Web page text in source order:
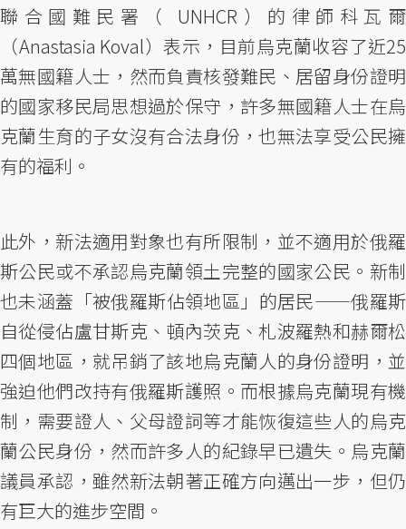
聯合國難民署（ UNHCR）的律師科瓦爾
（Anastasia Koval）表示，目前烏克蘭收容了近25
萬無國籍人士，然而負責核發難民、居留身份證明
的國家移民局思想過於保守，許多無國籍人士在烏
克蘭生育的子女沒有合法身份，也無法享受公民擁
有的福利。
此外，新法適用對象也有所限制，並不適用於俄羅
斯公民或不承認烏克蘭領土完整的國家公民。新制
也未涵蓋「被俄羅斯佔領地區」的居民——俄羅斯
自從侵佔盧甘斯克、頓內茨克、札波羅熱和赫爾松
四個地區，就吊銷了該地烏克蘭人的身份證明，並
強迫他們改持有俄羅斯護照。而根據烏克蘭現有機
制，需要證人、父母證詞等才能恢復這些人的烏克
蘭公民身份，然而許多人的紀錄早已遺失。烏克蘭
議員承認，雖然新法朝著正確方向邁出一步，但仍
有巨大的進步空間。